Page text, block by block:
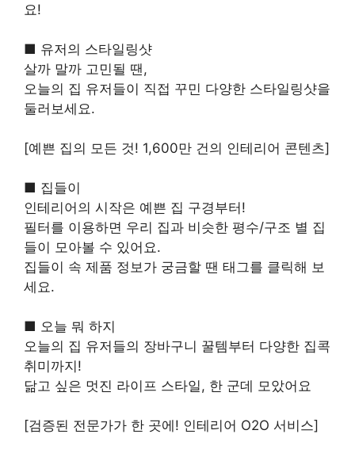
요!
■ 유저의 스타일링샷
살까 말까 고민될 땐,
오늘의 집 유저들이 직접 꾸민 다양한 스타일링샷을
둘러보세요.
[예쁜 집의 모든 것! 1,600만 건의 인테리어 콘텐츠]
■ 집들이
인테리어의 시작은 예쁜 집 구경부터!
필터를 이용하면 우리 집과 비슷한 평수/구조 별 집
들이 모아볼 수 있어요.
집들이 속 제품 정보가 궁금할 땐 태그를 클릭해 보
세요.
■ 오늘 뭐 하지
오늘의 집 유저들의 장바구니 꿀템부터 다양한 집콕
취미까지!
닮고 싶은 멋진 라이프 스타일, 한 군데 모았어요
[검증된 전문가가 한 곳에! 인테리어 O2O 서비스]